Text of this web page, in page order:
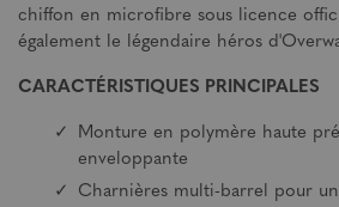
chiffon en microfibre sous licence
également le légendaire héros
CARACTÉRISTIQUES PRINCIPALES
Monture en polymère haute
enveloppante
Charnières multi-barrel pour